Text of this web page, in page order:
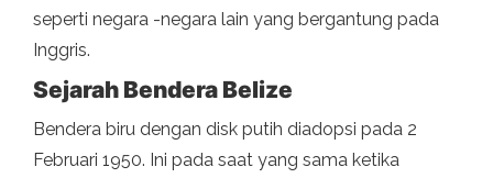
seperti negara -negara lain yang bergantung pada
Inggris.
Sejarah Bendera Belize
Bendera biru dengan disk putih diadopsi pada 2
Februari 1950. Ini pada saat yang sama ketika